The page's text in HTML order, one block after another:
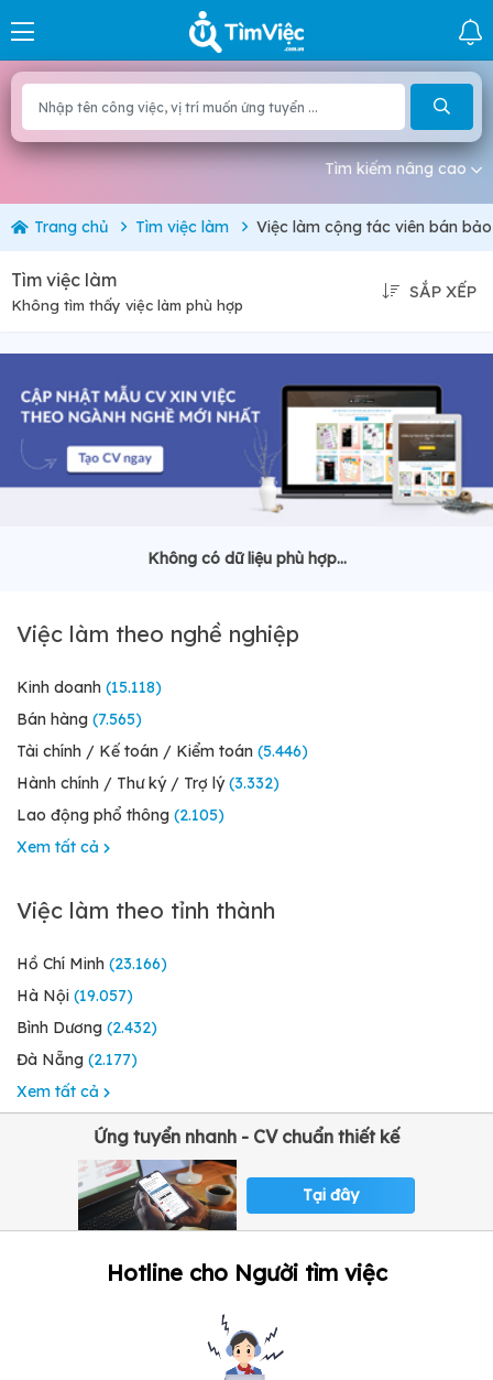
Tìm kiếm nâng cao
Trang chủ Tìm việc làm Việc làm cộng tác viên bán
Tìm việc làm
Không tìm thấy việc làm phù hợp
SẮP XẾP
Không có dữ liệu phù hợp...
Việc làm theo nghề nghiệp
Kinh doanh (15.118)
Bán hàng (7.565)
Tài chính / Kế toán / Kiểm toán (5.446)
Hành chính / Thư ký / Trợ lý (3.332)
Lao động phổ thông (2.105)
Xem tất cả
Việc làm theo tỉnh thành
Hồ Chí Minh (23.166)
Hà Nội (19.057)
Bình Dương (2.432)
Đà Nẵng (2.177)
Xem tất cả
Ứng tuyển nhanh - CV chuẩn thiết kế
Tại đây
Hotline cho Người tìm việc